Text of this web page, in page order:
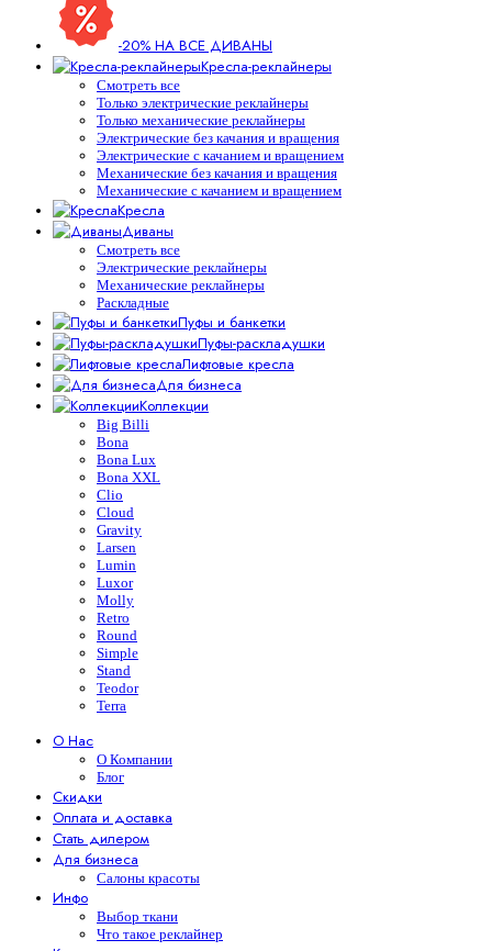
-20% НА ВСЕ ДИВАНЫ
Кресла-реклайнеры
Смотреть все
Только электрические реклайнеры
Только механические реклайнеры
Электрические без качания и вращения
Электрические с качанием и вращением
Механические без качания и вращения
Механические с качанием и вращением
Кресла
Диваны
Смотреть все
Электрические реклайнеры
Механические реклайнеры
Раскладные
Пуфы и банкетки
Пуфы-раскладушки
Лифтовые кресла
Для бизнеса
Коллекции
Big Billi
Bona
Bona Lux
Bona XXL
Clio
Cloud
Gravity
Larsen
Lumin
Luxor
Molly
Retro
Round
Simple
Stand
Teodor
Terra
О Нас
О Компании
Блог
Скидки
Оплата и доставка
Стать дилером
Для бизнеса
Салоны красоты
Инфо
Выбор ткани
Что такое реклайнер